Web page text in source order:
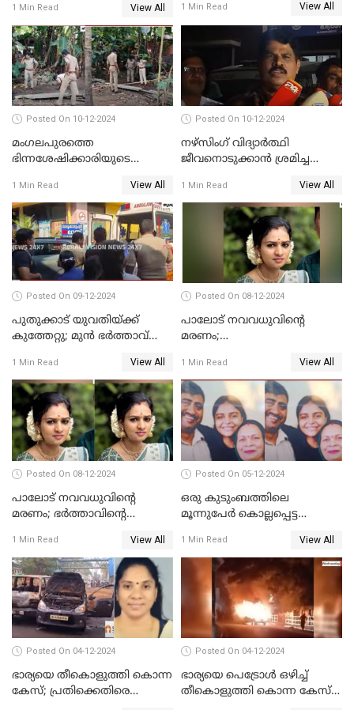
1 Min Read View All
കൊലപാതകത്തില്‍
പോസ്റ്റ്‌മോർട്ടം റിപ്പോർട്ട്
1 Min Read View All
Posted On 10-12-2024
മംഗലപുരത്തെ
ഭിന്നശേഷിക്കാരിയുടെ
സംശയിക്കുന്നയാള്‍
കസ്റ്റഡിയില്‍
1 Min Read View All
Posted On 10-12-2024
നഴ്‌സിംഗ് വിദ്യാർത്ഥി
ജീവനൊടുക്കാന്‍ ശ്രമിച്ച
മാറ്റിയതായി മൻസൂർ
ആശുപത്രി എം.ഡി ഷംസുദ്ദീൻ
1 Min Read View All
Posted On 09-12-2024
പുതുക്കാട് യുവതിയ്ക്ക്
കുത്തേറ്റു; മുൻ ഭർത്താവ്
1 Min Read View All
Posted On 08-12-2024
പാലോട് നവവധുവിന്റെ
മരണം;
സ്ഥിരീകരിച്ച് പൊലീസ്
1 Min Read View All
Posted On 08-12-2024
പാലോട് നവവധുവിന്റെ
മരണം; ഭര്‍ത്താവിന്റെ
1 Min Read View All
Posted On 05-12-2024
ഒരു കുടുംബത്തിലെ
മൂന്നുപേര്‍ കൊല്ലപ്പെട്ട
1 Min Read View All
Posted On 04-12-2024
ഭാര്യയെ തീകൊളുത്തി കൊന്ന
കേസ്; പ്രതിക്കെതിരെ
Posted On 04-12-2024
ഭാര്യയെ പെട്രോള്‍ ഒഴിച്ച്
തീകൊളുത്തി കൊന്ന കേസ്‌;